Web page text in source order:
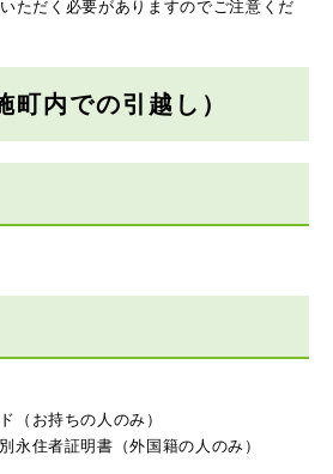
ただく必要がありますのでご注意くだ
町内での引越し）
（お持ちの人のみ）
永住者証明書（外国籍の人のみ）